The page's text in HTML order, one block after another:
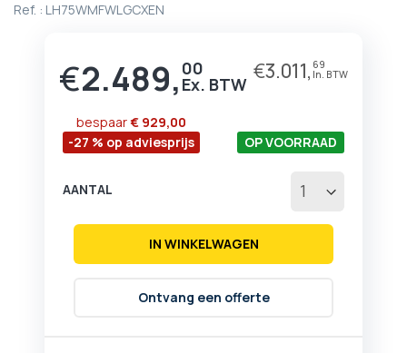
Ref. : LH75WMFWLGCXEN
€2.489, 00 €3.011, 69
-27 % op adviesprijs
bespaar€ 929,00
OP VOORRAAD
AANTAL
IN WINKELWAGEN
Ontvang een offerte
begin
afbeeldingen-